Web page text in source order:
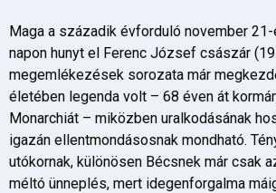
Maga a századik évforduló november
napon hunyt el Ferenc József császár
megemlékezések sorozata már
életében legenda volt – 68 éven át
Monarchiát – miközben uralkodásának
igazán ellentmondásosnak mondható.
utókornak, különösen Bécsnek már csak
méltó ünneplés, mert idegenforgalma